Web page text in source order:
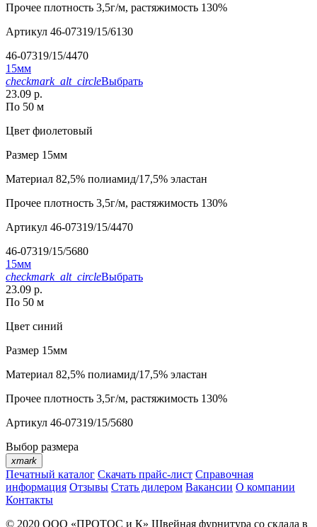
Прочее плотность 3,5г/м, растяжимость 130%
Артикул 46-07319/15/6130
46-07319/15/4470
15мм
checkmark_alt_circleВыбрать
23.09 р.
По 50 м
Цвет фиолетовый
Размер 15мм
Материал 82,5% полиамид/17,5% эластан
Прочее плотность 3,5г/м, растяжимость 130%
Артикул 46-07319/15/4470
46-07319/15/5680
15мм
checkmark_alt_circleВыбрать
23.09 р.
По 50 м
Цвет синий
Размер 15мм
Материал 82,5% полиамид/17,5% эластан
Прочее плотность 3,5г/м, растяжимость 130%
Артикул 46-07319/15/5680
Выбор размера
xmark
Печатный каталог Скачать прайс-лист Справочная
информация Отзывы Стать дилером Вакансии О компании
Контакты
© 2020 ООО «ПРОТОС и К» Швейная фурнитура со склада в